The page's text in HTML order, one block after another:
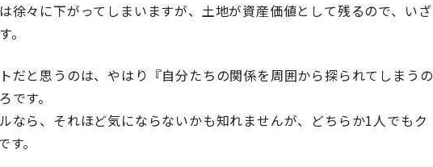
徐々に下がってしまいますが、土地が資産価値として残るので、いざ
だと思うのは、やはり『自分たちの関係を周囲から探られてしまうの
す。
なら、それほど気にならないかも知れませんが、どちらか1人でもク
。